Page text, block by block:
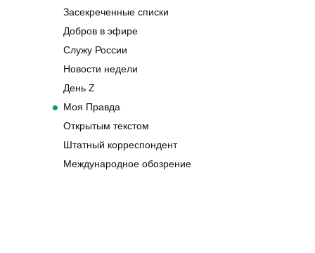
Засекреченные списки
Добров в эфире
Служу России
Новости недели
День Z
Моя Правда
Открытым текстом
Штатный корреспондент
Международное обозрение